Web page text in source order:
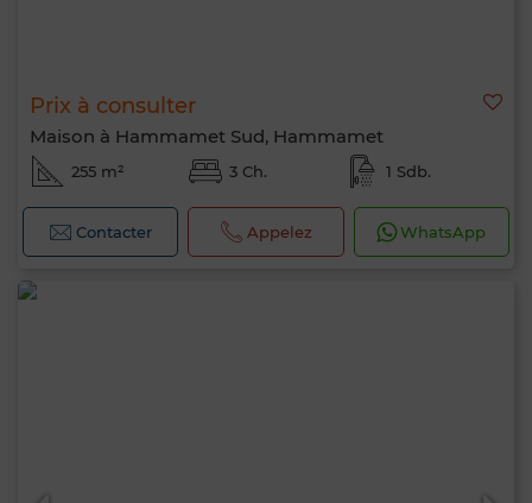
Prix à consulter
Maison à Hammamet Sud, Hammamet
255 m² 3 Ch. 1 Sdb.
Contacter Appelez WhatsApp